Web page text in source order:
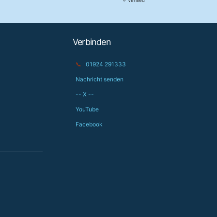
Verbinden
📞 01924 291333
Nachricht senden
-- X --
YouTube
Facebook